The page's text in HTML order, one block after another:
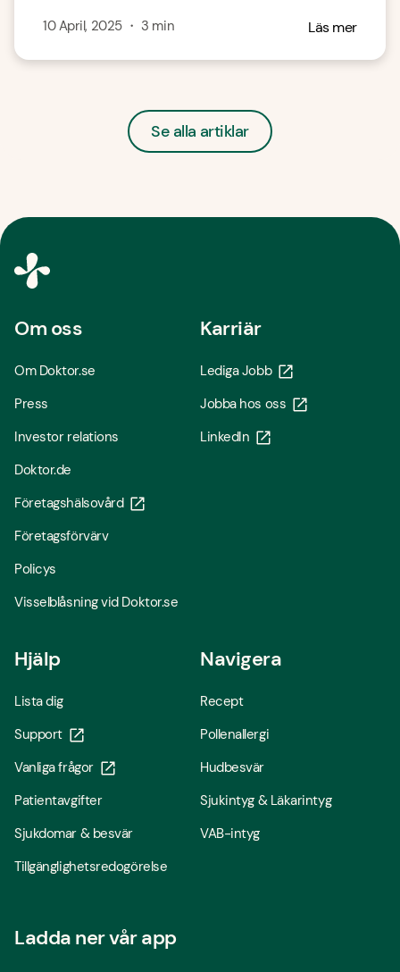
10 April, 2025・ 3 min Läs mer
Se alla artiklar
Om oss
Om Doktor.se
Press
Investor relations
Doktor.de
Företagshälsovård
Företagsförvärv
Policys
Visselblåsning vid Doktor.se
Karriär
Lediga Jobb
Jobba hos oss
LinkedIn
Hjälp
Lista dig
Support
Vanliga frågor
Patientavgifter
Sjukdomar & besvär
Tillgänglighetsredogörelse
Navigera
Recept
Pollenallergi
Hudbesvär
Sjukintyg & Läkarintyg
VAB-intyg
Ladda ner vår app